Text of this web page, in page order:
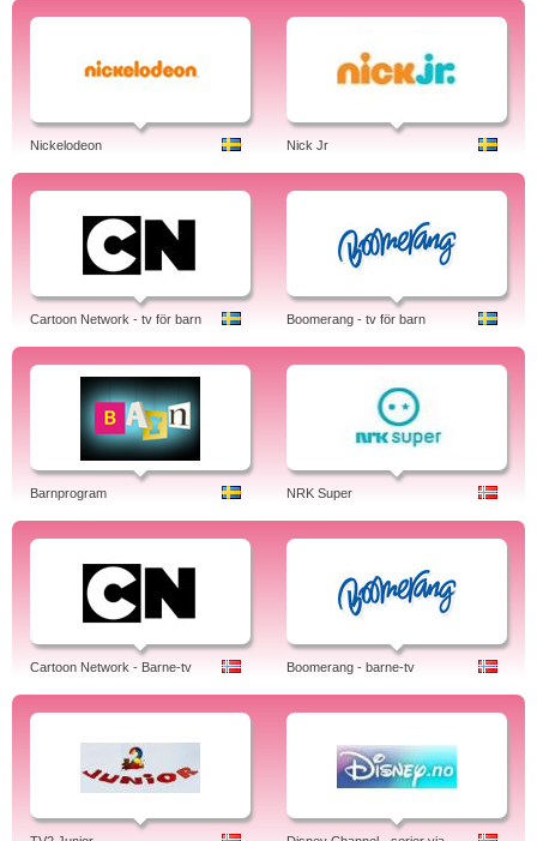
Nickelodeon Nick Jr
Cartoon Network - tv för barn Boomerang - tv för barn
Barnprogram NRK Super
Cartoon Network - Barne-tv Boomerang - barne-tv